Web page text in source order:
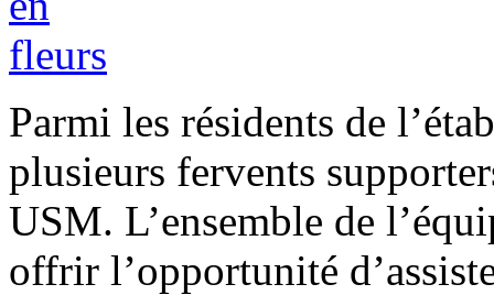
Parmi les résidents de
plusieurs fervents
USM. L’ensemble de
offrir l’opportunité